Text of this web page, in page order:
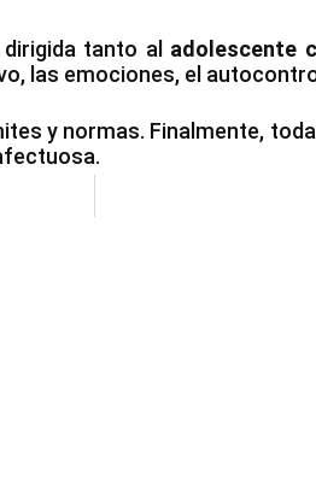
tanto al adolescente
las emociones, el
y normas. Finalmente,